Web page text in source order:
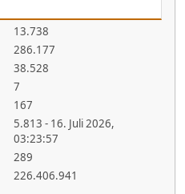
13.738
286.177
38.528
7
167
5.813 - 16. Juli 2026,
03:23:57
289
226.406.941